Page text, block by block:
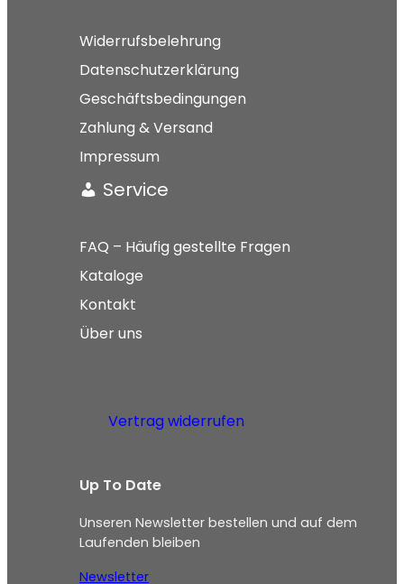
Widerrufsbelehrung
Datenschutzerklärung
Geschäftsbedingungen
Zahlung & Versand
Impressum
Service
FAQ – Häufig gestellte Fragen
Kataloge
Kontakt
Über uns
Vertrag widerrufen
Up To Date
Unseren Newsletter bestellen und auf dem
Laufenden bleiben
Newsletter